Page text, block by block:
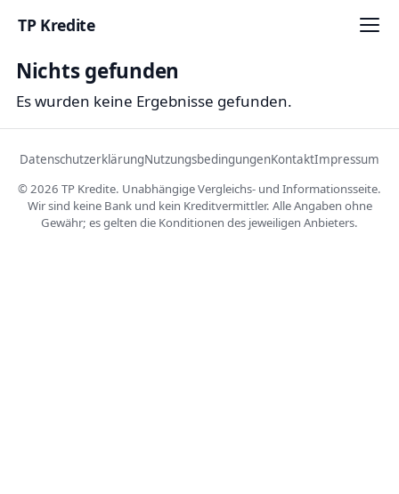
TP Kredite
Startseite
Ratgeber
Kreditkarten
Nichts gefunden
Es wurden keine Ergebnisse gefunden.
DatenschutzerklärungNutzungsbedingungenKontaktImpressum
© 2026 TP Kredite. Unabhängige Vergleichs- und Informationsseite.
Wir sind keine Bank und kein Kreditvermittler. Alle Angaben ohne
Gewähr; es gelten die Konditionen des jeweiligen Anbieters.